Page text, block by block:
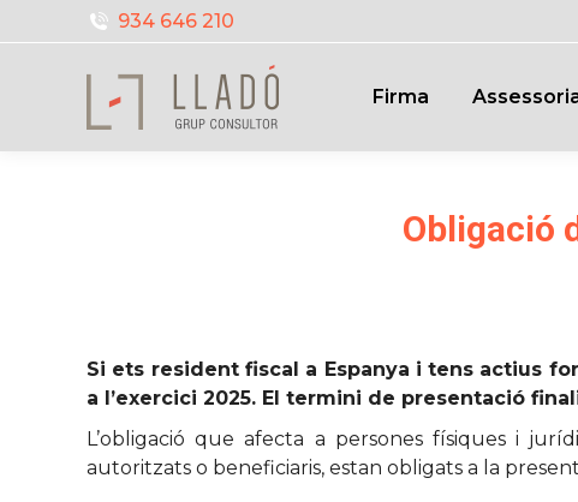
934 646 210
Firma
Obligació
Si ets resident fiscal a Espanya i tens actius
a l’exercici 2025. El termini de presentació
L’obligació que afecta a persones físiques i
autoritzats o beneficiaris, estan obligats a la